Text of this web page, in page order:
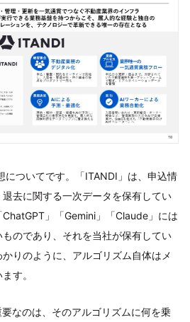
についてです。「ITANDI」は、申込情
去に関する一次データを保有してい
」「Gemini」「Claude」には
のであり、それを当社が保有してい
りのように、アルゴリズム自体はメ
す。
なのは、そのアルゴリズムに何を乗